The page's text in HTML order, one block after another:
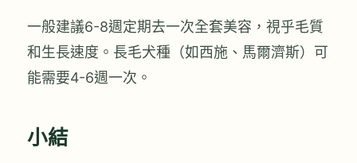
一般建議6-8週定期去一次全套美容，視乎毛質
和生長速度。長毛犬種（如西施、馬爾濟斯）可
能需要4-6週一次。
小結